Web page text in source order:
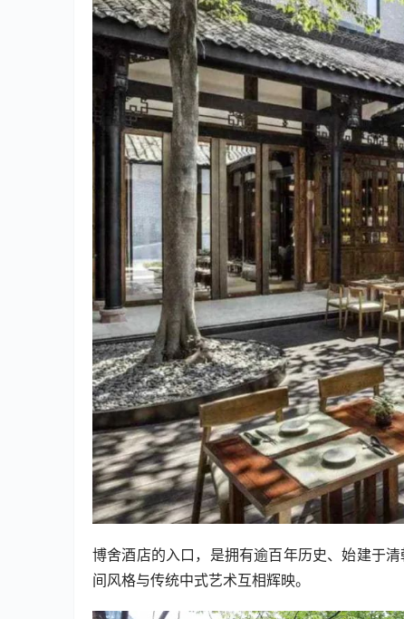
博舍酒店的入口，是拥有逾百年历史、始建于
间风格与传统中式艺术互相辉映。